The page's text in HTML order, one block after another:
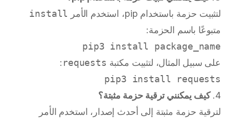
لتثبيت حزمة باستخدام pip، استخدم الأمر
install
متبوعًا باسم الحزمة:
pip3 install package_name
على سبيل المثال، لتثبيت مكتبة requests
:
pip3 install requests
4. كيف يمكنني ترقية حزمة مثبتة؟
لترقية حزمة مثبتة إلى أحدث إصدار، استخدم الأمر